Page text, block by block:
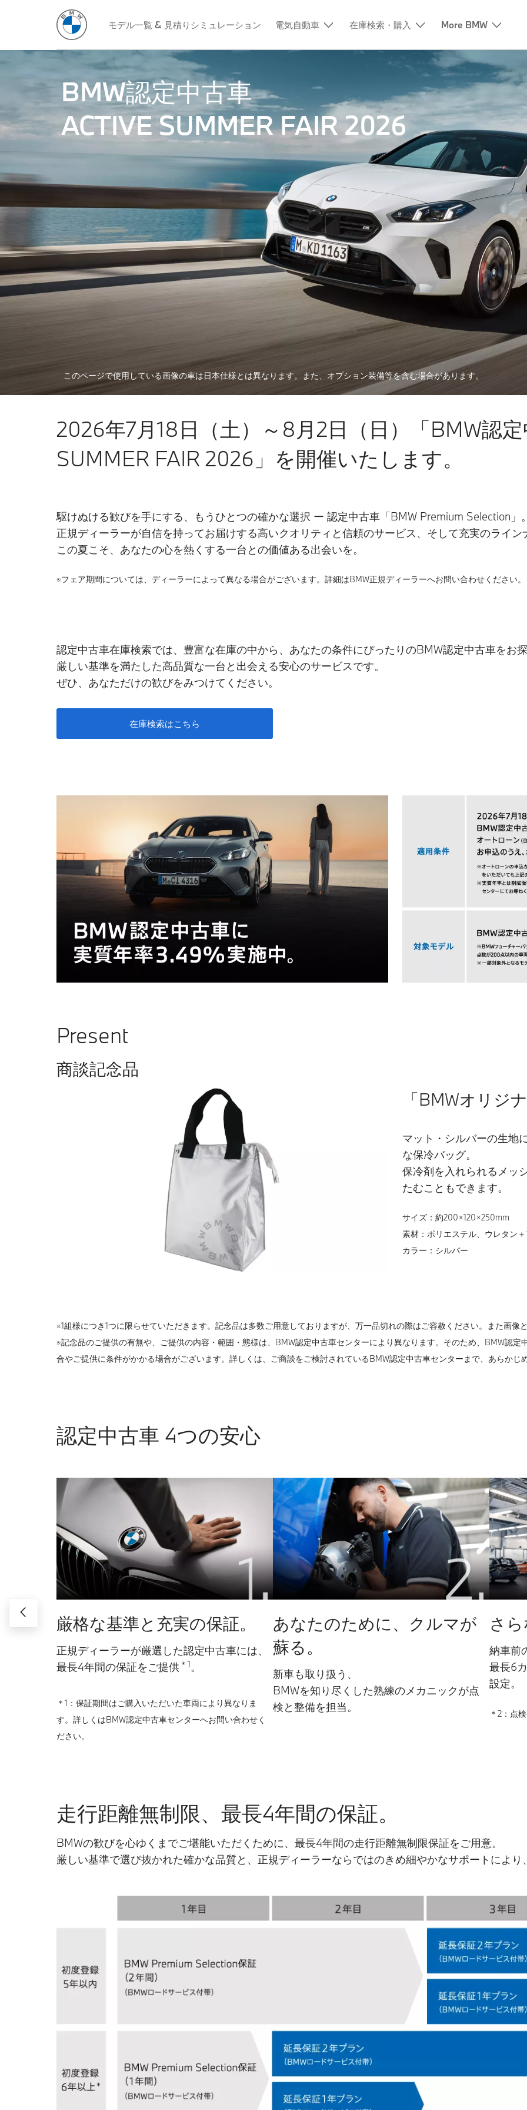
モデル一覧 & 見積りシミュレーション 電気自動車 在庫検索・購入 More BMW
このページで使用している画像の車は日本仕様とは異なります。また、オプション装備等を含む場合があります。
BMW認定中古車
ACTIVE SUMMER FAIR 2026
2026年7月18日（土）～8月2日（日）「BMW認
SUMMER FAIR 2026」を開催いたします。
駆けぬける歓びを手にする、もうひとつの確かな選択 ー 認定中古車「BMW Premium Selection」。
正規ディーラーが自信を持ってお届けする高いクオリティと信頼のサービス、そして充実のライン
この夏こそ、あなたの心を熱くする一台との価値ある出会いを。
※フェア期間については、ディーラーによって異なる場合がございます。詳細はBMW正規ディーラーへお問い合わせください。
認定中古車在庫検索では、豊富な在庫の中から、あなたの条件にぴったりのBMW認定中古車をお探
厳しい基準を満たした高品質な一台と出会える安心のサービスです。
ぜひ、あなただけの歓びをみつけてください。
在庫検索はこちら
Present
商談記念品
「BMWオリジ
マット・シルバーの生地
な保冷バッグ。
保冷剤を入れられるメッ
たむこともできます。
サイズ：約200×120×250mm
素材：ポリエステル、ウレタン
カラー：シルバー
※1組様につき1つに限らせていただきます。記念品は多数ご用意しておりますが、万一品切れの際はご容赦ください。また画像
※記念品のご提供の有無や、ご提供の内容・範囲・態様は、BMW認定中古車センターにより異なります。そのため、BMW認
合やご提供に条件がかかる場合がございます。詳しくは、ご商談をご検討されているBMW認定中古車センターまで、あらかじ
認定中古車 4つの安心
厳格な基準と充実の保証。
正規ディーラーが厳選した認定中古車には、
最長4年間の保証をご提供 ＊1。
＊1：保証期間はご購入いただいた車両により異なりま
す。詳しくはBMW認定中古車センターへお問い合わせく
ださい。
あなたのために、クルマが
蘇る。
新車も取り扱う、
BMWを知り尽くした熟練のメカニックが点
検と整備を担当。
さ
納車前
最長6
設定。
＊2：点
走行距離無制限、最長4年間の保証。
BMWの歓びを心ゆくまでご堪能いただくために、最長4年間の走行距離無制限保証をご用意。
厳しい基準で選び抜かれた確かな品質と、正規ディーラーならではのきめ細やかなサポートにより